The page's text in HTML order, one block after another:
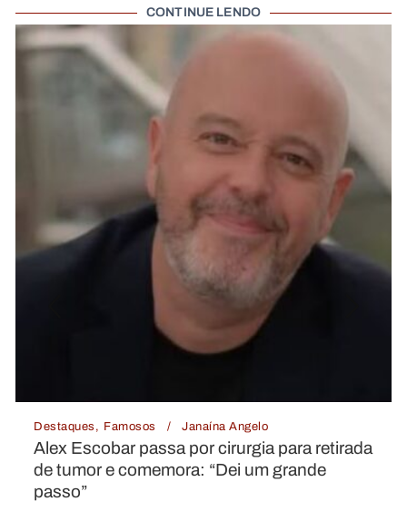
CONTINUE LENDO
para retirada
grande
Destaques Internacional
Impasse no Senado dos
de indicado para